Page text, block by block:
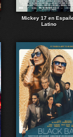
Mickey 17 en
Latino